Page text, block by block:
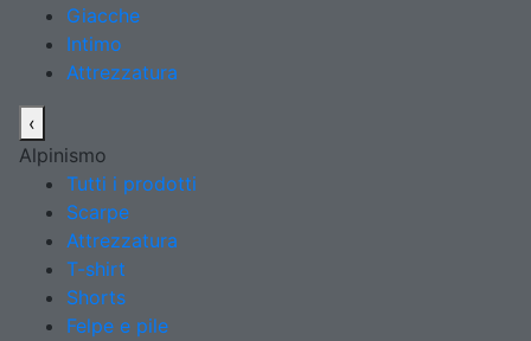
Giacche
Intimo
Attrezzatura
‹
Alpinismo
Tutti i prodotti
Scarpe
Attrezzatura
T-shirt
Shorts
Felpe e pile